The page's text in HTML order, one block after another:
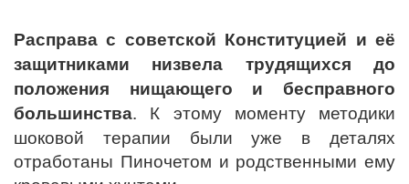
Расправа с советской Конституцией и её
защитниками низвела трудящихся до
положения нищающего и бесправного
большинства. К этому моменту методики
шоковой терапии были уже в деталях
отработаны Пиночетом и родственными ему